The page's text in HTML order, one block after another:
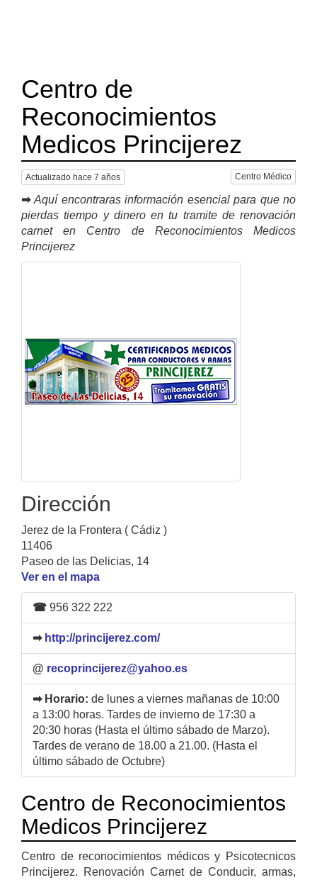
Centro de
Reconocimientos
Medicos Princijerez
Actualizado hace 7 años Centro Médico
➡ Aquí encontraras información esencial para que no
pierdas tiempo y dinero en tu tramite de renovación
carnet en Centro de Reconocimientos Medicos
Princijerez
Dirección
Jerez de la Frontera ( Cádiz )
11406
Paseo de las Delicias, 14
Ver en el mapa
☎ 956 322 222
➡ http://princijerez.com/
@ recoprincijerez@yahoo.es
➡ Horario: de lunes a viernes mañanas de 10:00
a 13:00 horas. Tardes de invierno de 17:30 a
20:30 horas (Hasta el último sábado de Marzo).
Tardes de verano de 18.00 a 21.00. (Hasta el
último sábado de Octubre)
Centro de Reconocimientos
Medicos Princijerez
Centro de reconocimientos médicos y Psicotecnicos
Princijerez. Renovación Carnet de Conducir, armas,